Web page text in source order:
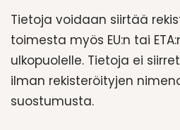
Tietoja voidaan siirtää
toimesta myös EU:n tai
ulkopuolelle. Tietoja ei
ilman rekisteröityjen
suostumusta.